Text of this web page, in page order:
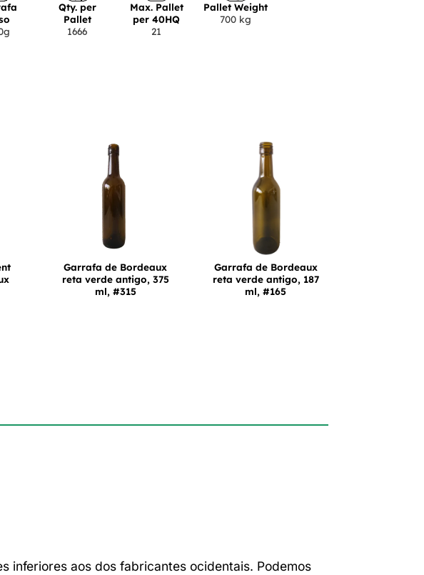
Qty. per
Pallet
1666
Max. Pallet
per 40HQ
21
Pallet Weight
700 kg
Garrafa de Bordeaux
reta verde antigo, 375
ml, #315
Garrafa de Bordeaux
reta verde antigo, 187
ml, #165
inferiores aos dos fabricantes ocidentais. Podemos